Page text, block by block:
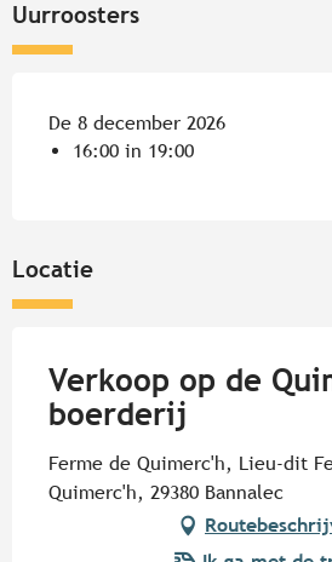
Uurroosters
De 8 december 2026
16:00 in 19:00
Locatie
Verkoop op de
boerderij
Ferme de Quimerc'h, Lieu-dit
Quimerc'h, 29380 Bannalec